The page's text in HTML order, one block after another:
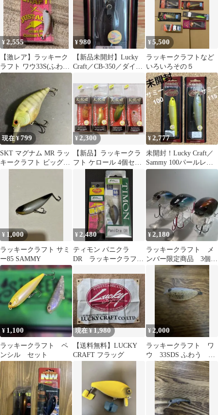
¥2,555
【激レア】ラッキーク
ラフト ワウ33S(ふわう)
オリカラ リバースサク
¥980
【新品未開封】Lucky
Craft／CB-350／ダイヤ
¥5,500
ラッキークラフトなど
いろいろその５
現在 ¥799
SKT マグナム MR ラッ
キークラフト ビッグク
¥2,300
【新品】ラッキークラ
フト ケロール 4個セッ
¥2,777
未開封！Lucky Craft／
Sammy 100パールレモ
ン／115パールアユ
¥ 1,000
ラッキークラフト サミ
ー85 SAMMY
¥ 2,480
ティモン パニクラ
DR ラッキークラフト
個セット
¥2,180
ラッキークラフト メ
ンバー限定商品 3個セ
ット
¥ 1,100
ラッキークラフト ペ
ンシル セット
現在 ¥1,980
【送料無料】LUCKY
CRAFT フラッグ
¥ 2,000
ラッキークラフト ワ
ウ 33SDS ふわう サ
メミソ 吉やオリカラ